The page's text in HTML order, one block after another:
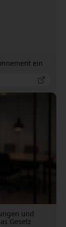
ein
und
Gesetz